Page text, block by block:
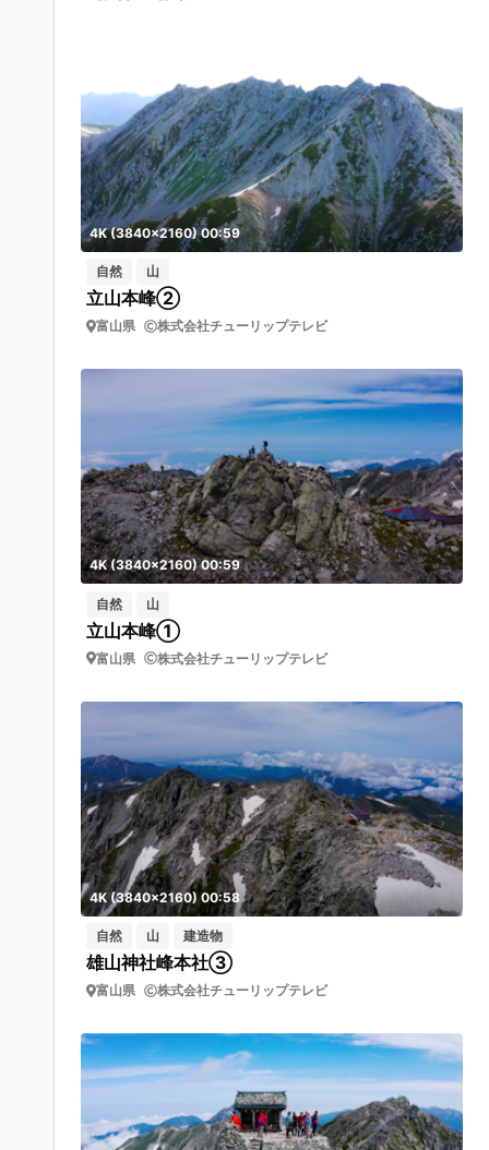
4K (3840x2160) 00:59
自然 山
立山本峰②
富山県 株式会社チューリップテレビ
4K (3840x2160) 00:59
自然 山
立山本峰①
富山県 株式会社チューリップテレビ
4K (3840x2160) 00:58
自然 山 建造物
雄山神社峰本社③
富山県 株式会社チューリップテレビ